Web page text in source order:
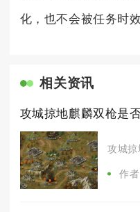
化，也不会被任务时
相关资讯
攻城掠地麒麟双枪是
攻城
作